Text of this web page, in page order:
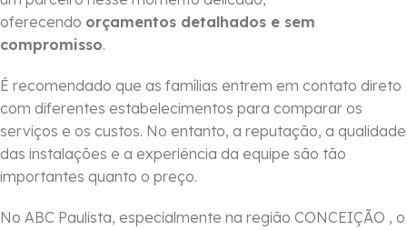
oferecendo orçamentos detalhados e sem
compromisso.
É recomendado que as famílias entrem em contato direto
com diferentes estabelecimentos para comparar os
serviços e os custos. No entanto, a reputação, a qualidade
das instalações e a experiência da equipe são tão
importantes quanto o preço.
No ABC Paulista, especialmente na região CONCEIÇÃO , o